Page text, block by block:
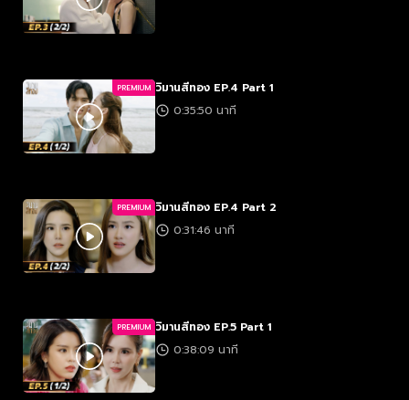
PREMIUM วิมานสีทอง EP.4 Part 1
0:35:50 นาที
PREMIUM วิมานสีทอง EP.4 Part 2
0:31:46 นาที
PREMIUM วิมานสีทอง EP.5 Part 1
0:38:09 นาที